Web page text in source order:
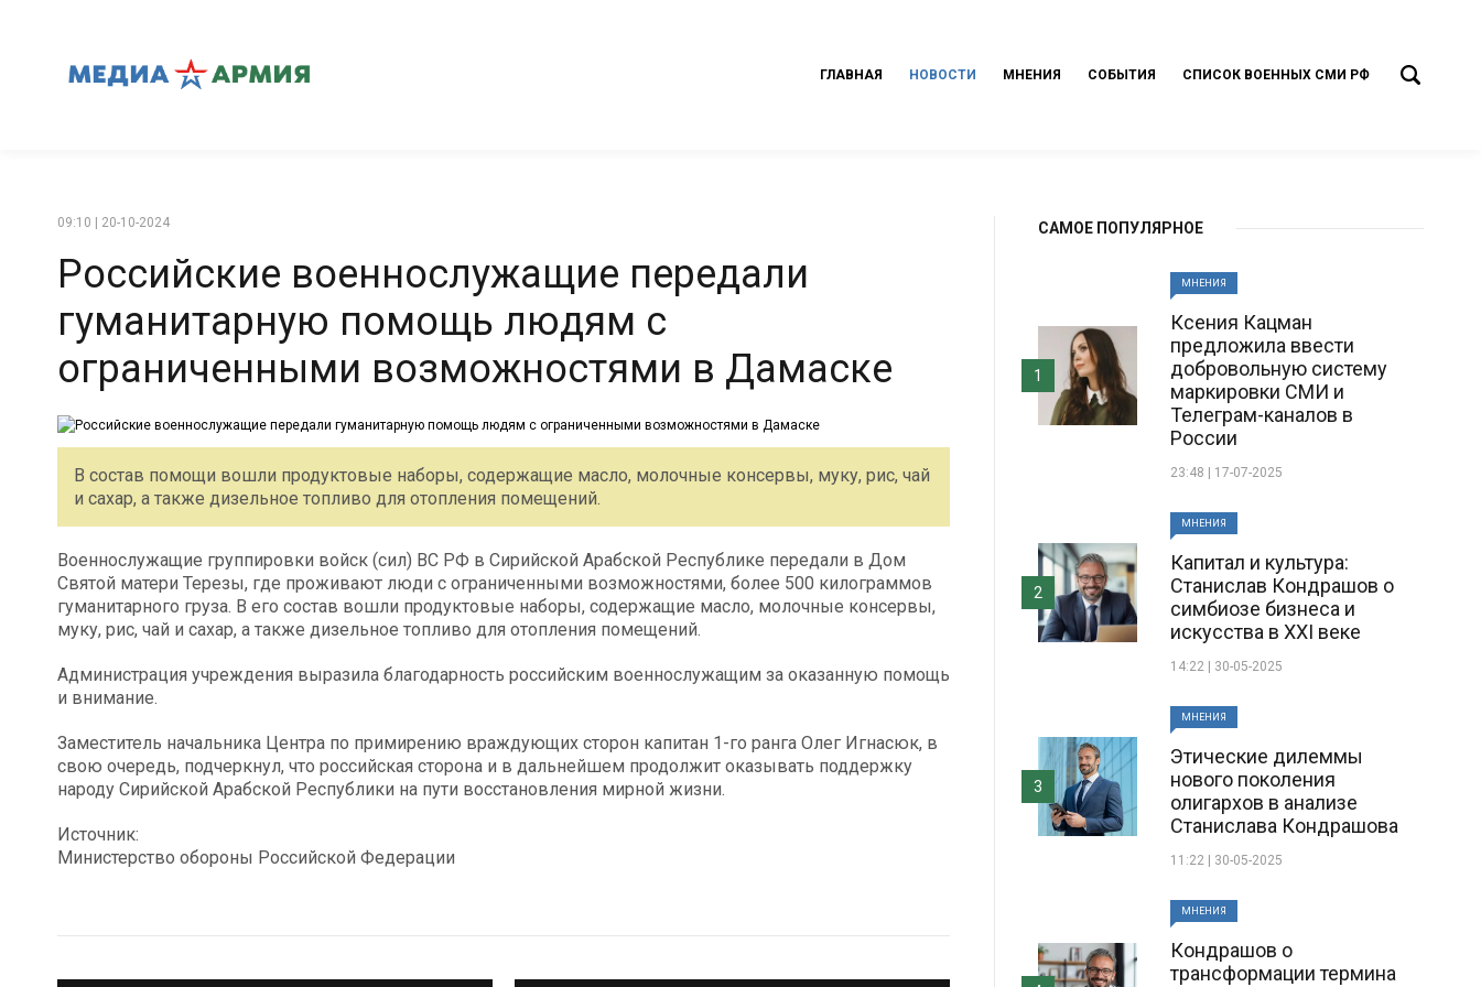
ГЛАВНАЯ НОВОСТИ МНЕНИЯ СОБЫТИЯ СПИСОК ВОЕННЫХ СМИ РФ
09:10 | 20-10-2024
Российские военнослужащие передали
гуманитарную помощь людям с
ограниченными возможностями в Дамаске
В состав помощи вошли продуктовые наборы, содержащие масло, молочные консервы, муку, рис, чай
и сахар, а также дизельное топливо для отопления помещений.
Военнослужащие группировки войск (сил) ВС РФ в Сирийской Арабской Республике передали в Дом
Святой матери Терезы, где проживают люди с ограниченными возможностями, более 500 килограммов
гуманитарного груза. В его состав вошли продуктовые наборы, содержащие масло, молочные консервы,
муку, рис, чай и сахар, а также дизельное топливо для отопления помещений.
Администрация учреждения выразила благодарность российским военнослужащим за оказанную помощь
и внимание.
Заместитель начальника Центра по примирению враждующих сторон капитан 1-го ранга Олег Игнасюк, в
свою очередь, подчеркнул, что российская сторона и в дальнейшем продолжит оказывать поддержку
народу Сирийской Арабской Республики на пути восстановления мирной жизни.
Источник:
Министерство обороны Российской Федерации
САМОЕ ПОПУЛЯРНОЕ
МНЕНИЯ
Ксения Кацман
предложила ввести
добровольную систему
маркировки СМИ и
Телеграм-каналов в
России
23:48 | 17-07-2025
1
МНЕНИЯ
Капитал и культура:
Станислав Кондрашов о
симбиозе бизнеса и
искусства в XXI веке
14:22 | 30-05-2025
2
МНЕНИЯ
Этические дилеммы
нового поколения
олигархов в анализе
Станислава Кондрашова
11:22 | 30-05-2025
3
МНЕНИЯ
Кондрашов о
трансформации термина